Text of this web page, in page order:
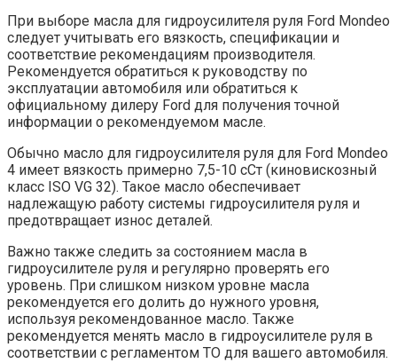
При выборе масла для гидроусилителя руля Ford Mondeo
следует учитывать его вязкость, спецификации и
соответствие рекомендациям производителя.
Рекомендуется обратиться к руководству по
эксплуатации автомобиля или обратиться к
официальному дилеру Ford для получения точной
информации о рекомендуемом масле.
Обычно масло для гидроусилителя руля для Ford Mondeo
4 имеет вязкость примерно 7,5-10 сСт (киновискозный
класс ISO VG 32). Такое масло обеспечивает
надлежащую работу системы гидроусилителя руля и
предотвращает износ деталей.
Важно также следить за состоянием масла в
гидроусилителе руля и регулярно проверять его
уровень. При слишком низком уровне масла
рекомендуется его долить до нужного уровня,
используя рекомендованное масло. Также
рекомендуется менять масло в гидроусилителе руля в
соответствии с регламентом ТО для вашего автомобиля.